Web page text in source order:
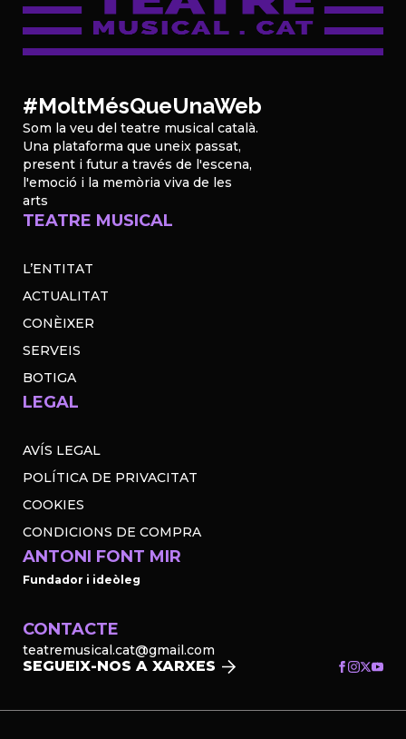
#MoltMésQueUnaWeb
Som la veu del teatre musical català.
Una plataforma que uneix passat,
present i futur a través de l'escena,
l'emoció i la memòria viva de les
arts
TEATRE MUSICAL
L’ENTITAT
ACTUALITAT
CONÈIXER
SERVEIS
BOTIGA
LEGAL
AVÍS LEGAL
POLÍTICA DE PRIVACITAT
COOKIES
CONDICIONS DE COMPRA
ANTONI FONT MIR
Fundador i ideòleg
CONTACTE
teatremusical.cat@gmail.com
SEGUEIX-NOS A XARXES